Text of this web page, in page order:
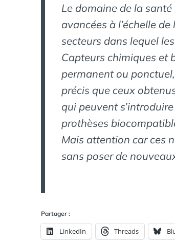
Le domaine de la
avancées à l’échelle
secteurs dans lequel
Capteurs chimiques et
permanent ou
précis que ceux
qui peuvent
prothèses
Mais attention car ces
sans poser de
Partager :
LinkedIn Threads